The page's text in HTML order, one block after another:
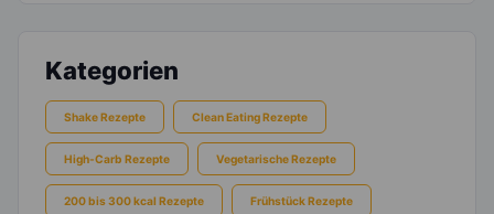
Kategorien
Shake Rezepte Clean Eating Rezepte
High-Carb Rezepte Vegetarische Rezepte
200 bis 300 kcal Rezepte Frühstück Rezepte